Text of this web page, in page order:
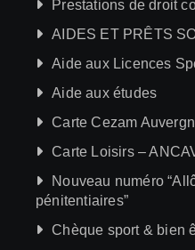
Prestations de droit
AIDES ET PRÊTS
Aide aux Licences
Aide aux études
Carte Cezam
Carte Loisirs –
Nouveau numéro
pénitentiaires”
Chèque sport & bien